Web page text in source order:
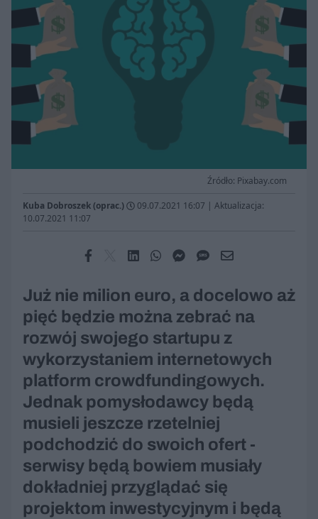
Źródło: Pixabay.com
Kuba Dobroszek (oprac.) 09.07.2021 16:07 | Aktualizacja:
10.07.2021 11:07
Już nie milion euro, a docelowo aż
pięć będzie można zebrać na
rozwój swojego startupu z
wykorzystaniem internetowych
platform crowdfundingowych.
Jednak pomysłodawcy będą
musieli jeszcze rzetelniej
podchodzić do swoich ofert -
serwisy będą bowiem musiały
dokładniej przyglądać się
projektom inwestycyjnym i będą